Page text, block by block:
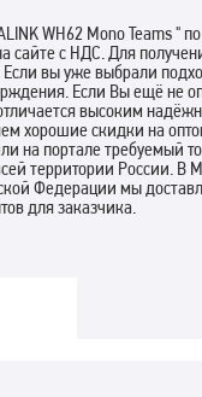
WH62 Mono Teams "
сайте с НДС. Для
вы уже выбрали
Если Вы ещё не
высоким
скидки на
на портале требуемый
территории России. В
Федерации мы
для заказчика.